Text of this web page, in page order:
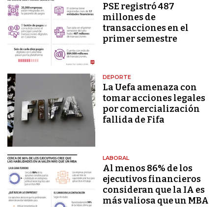
PSE registró 487
millones de
transacciones en el
primer semestre
DEPORTE
La Uefa amenaza con
tomar acciones legales
por comercialización
fallida de Fifa
LABORAL
Al menos 86% de los
ejecutivos financieros
consideran que la IA es
más valiosa que un MBA